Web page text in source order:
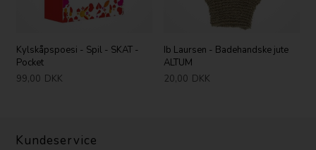
Kylskåpspoesi - Spil - SKAT -
Pocket
99,00 DKK
Ib Laursen - Badehandske jute
ALTUM
20,00 DKK
Kundeservice